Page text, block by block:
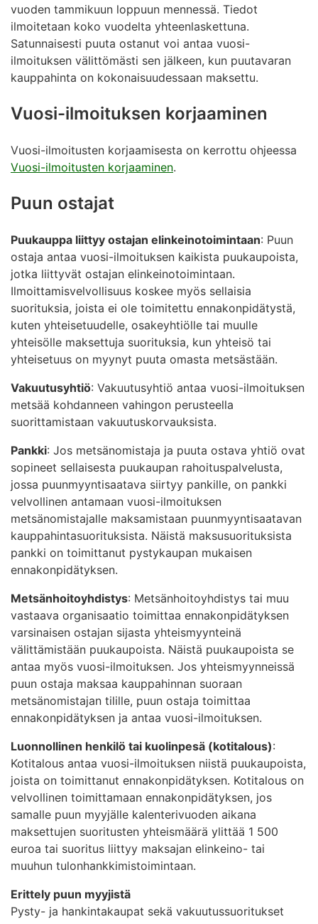
vuoden tammikuun loppuun mennessä. Tiedot
ilmoitetaan koko vuodelta yhteenlaskettuna.
Satunnaisesti puuta ostanut voi antaa vuosi-
ilmoituksen välittömästi sen jälkeen, kun puutavaran
kauppahinta on kokonaisuudessaan maksettu.
Vuosi-ilmoituksen korjaaminen
Vuosi-ilmoitusten korjaamisesta on kerrottu ohjeessa
Vuosi-ilmoitusten korjaaminen.
Puun ostajat
Puukauppa liittyy ostajan elinkeinotoimintaan: Puun
ostaja antaa vuosi-ilmoituksen kaikista puukaupoista,
jotka liittyvät ostajan elinkeinotoimintaan.
Ilmoittamisvelvollisuus koskee myös sellaisia
suorituksia, joista ei ole toimitettu ennakonpidätystä,
kuten yhteisetuudelle, osakeyhtiölle tai muulle
yhteisölle maksettuja suorituksia, kun yhteisö tai
yhteisetuus on myynyt puuta omasta metsästään.
Vakuutusyhtiö: Vakuutusyhtiö antaa vuosi-ilmoituksen
metsää kohdanneen vahingon perusteella
suorittamistaan vakuutuskorvauksista.
Pankki: Jos metsänomistaja ja puuta ostava yhtiö ovat
sopineet sellaisesta puukaupan rahoituspalvelusta,
jossa puunmyyntisaatava siirtyy pankille, on pankki
velvollinen antamaan vuosi-ilmoituksen
metsänomistajalle maksamistaan puunmyyntisaatavan
kauppahintasuorituksista. Näistä maksusuorituksista
pankki on toimittanut pystykaupan mukaisen
ennakonpidätyksen.
Metsänhoitoyhdistys: Metsänhoitoyhdistys tai muu
vastaava organisaatio toimittaa ennakonpidätyksen
varsinaisen ostajan sijasta yhteismyynteinä
välittämistään puukaupoista. Näistä puukaupoista se
antaa myös vuosi-ilmoituksen. Jos yhteismyynneissä
puun ostaja maksaa kauppahinnan suoraan
metsänomistajan tilille, puun ostaja toimittaa
ennakonpidätyksen ja antaa vuosi-ilmoituksen.
Luonnollinen henkilö tai kuolinpesä (kotitalous):
Kotitalous antaa vuosi-ilmoituksen niistä puukaupoista,
joista on toimittanut ennakonpidätyksen. Kotitalous on
velvollinen toimittamaan ennakonpidätyksen, jos
samalle puun myyjälle kalenterivuoden aikana
maksettujen suoritusten yhteismäärä ylittää 1 500
euroa tai suoritus liittyy maksajan elinkeino- tai
muuhun tulonhankkimistoimintaan.
Erittely puun myyjistä
Pysty- ja hankintakaupat sekä vakuutussuoritukset